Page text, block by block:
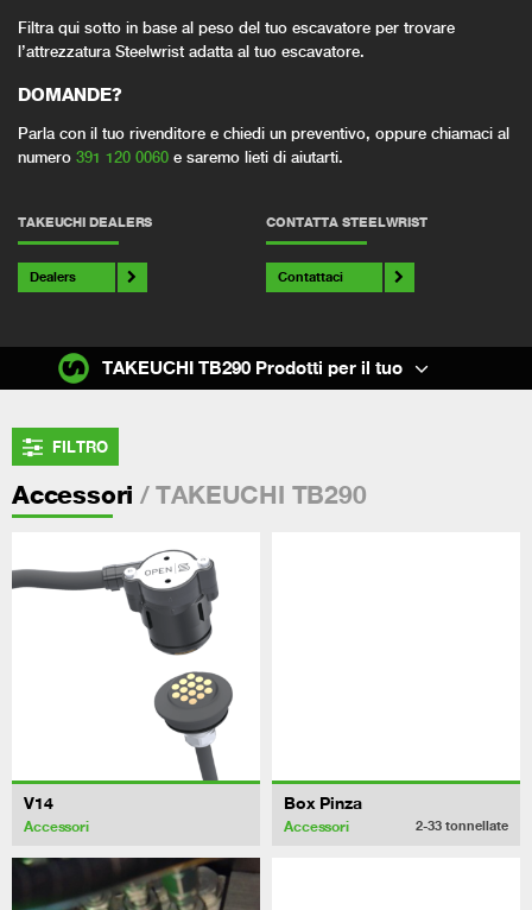
Filtra qui sotto in base al peso del tuo escavatore per trovare
l’attrezzatura Steelwrist adatta al tuo escavatore.
DOMANDE?
Parla con il tuo rivenditore e chiedi un preventivo, oppure chiamaci al
numero 391 120 0060 e saremo lieti di aiutarti.
TAKEUCHI DEALERS
Dealers
CONTATTA STEELWRIST
Contattaci
FILTRO
Accessori / TAKEUCHI TB290
V14
Accessori
Box Pinza
Accessori 2-33 tonnellate
TAKEUCHI TB290 Prodotti per il tuo